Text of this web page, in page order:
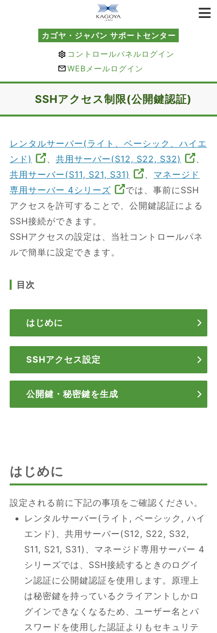
カゴヤ・ジャパン サポートセンター
コントロールパネルログイン
WEBメールログイン
SSHアクセス制限(公開鍵認証)
レンタルサーバー(ライト、ベーシック、ハイエ
ンド)
、 共用サーバー(S12, S22, S32)
、
共用サーバー(S11, S21, S31)
、 マネージド
専用サーバー 4シリーズ
では、事前にSSH
アクセスを許可することで、公開鍵認証による
SSH接続ができます。
SSHアクセスの設定は、当社コントロールパネ
ルで簡単に設定できます。
目次
はじめに
SSHアクセス設定
公開鍵・秘密鍵を生成
はじめに
設定される前に下記の事項をご確認ください。
レンタルサーバー(ライト, ベーシック, ハイ
エンド)、共用サーバー(S12, S22, S32,
S11, S21, S31)、マネージド専用サーバー 4
シリーズでは、SSH接続するときのログイ
ン認証に公開鍵認証を使用します。原理上
は秘密鍵を持っているクライアントしかロ
グインできなくなるため、ユーザー名とパ
スワードを使用した認証よりもセキュリテ